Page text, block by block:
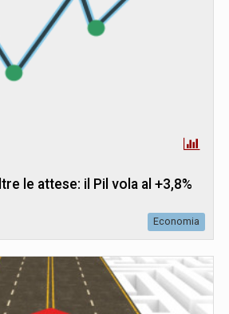
le attese: il Pil vola al +3,8%
Economia